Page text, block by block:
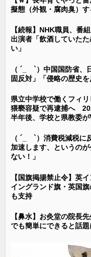
擬態（外観・腐肉臭）す
【続報】NHK職員、番
出演者「飲酒していた
い」
（ ´_ゝ`）中国国防省
固反対」「侵略の歴史
県立中学校で働くフィ
猥褻容疑で再逮捕へ
半年後、学校と県教委
（ ´_ゝ`）消費税減税
加速します、というの
ない！」
【国旗掲揚禁止令】英
イングランド旗・英国
も支持
【鼻水】お灸堂の院長
でも簡単にできると話題